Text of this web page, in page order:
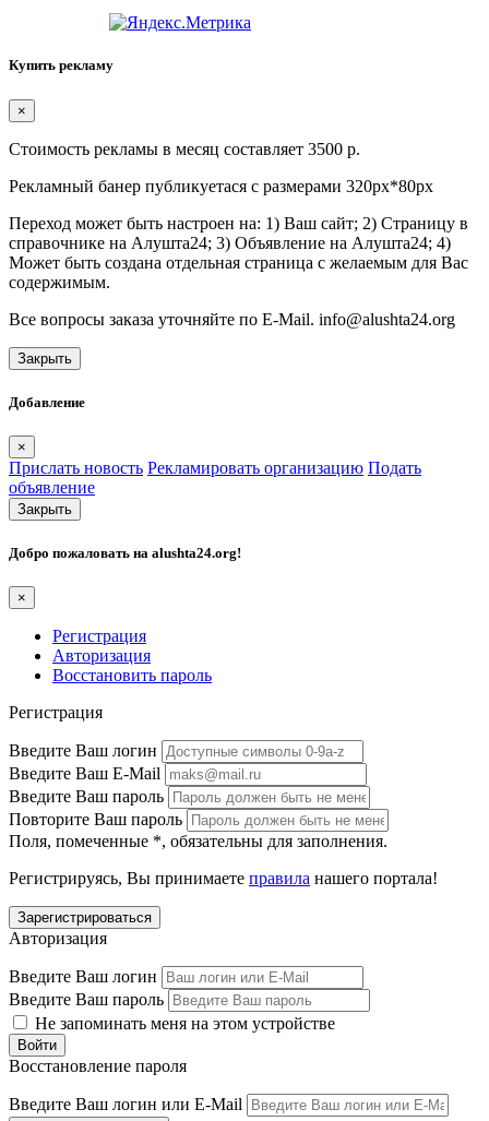
Купить рекламу
×
Стоимость рекламы в месяц составляет 3500 р.
Рекламный банер публикуетася с размерами 320px*80px
Переход может быть настроен на: 1) Ваш сайт; 2) Страницу в
справочнике на Алушта24; 3) Объявление на Алушта24; 4)
Может быть создана отдельная страница с желаемым для Вас
содержимым.
Все вопросы заказа уточняйте по E-Mail. info@alushta24.org
Закрыть
Добавление
×
Прислать новость Рекламировать организацию Подать
объявление
Закрыть
Добро пожаловать на alushta24.org!
×
Регистрация
Авторизация
Восстановить пароль
Регистрация
Введите Ваш логин
Введите Ваш E-Mail
Введите Ваш пароль
Повторите Ваш пароль
Поля, помеченные *, обязательны для заполнения.
Регистрируясь, Вы принимаете правила нашего портала!
Авторизация
Введите Ваш логин
Введите Ваш пароль
Не запоминать меня на этом устройстве
Восстановление пароля
Введите Ваш логин или E-Mail